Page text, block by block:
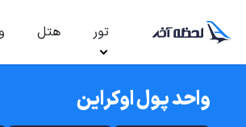
تور هتل
واحد پول اوکراین